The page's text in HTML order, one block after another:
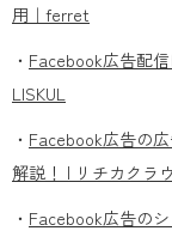
用｜ferret
・ Facebook広告配
LISKUL
・ Facebook広告の
解説！ | リチカクラ
・ Facebook広告の